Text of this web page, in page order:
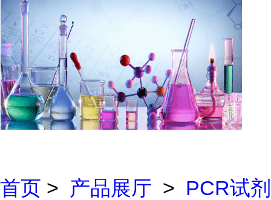
首页 > 产品展厅 > PCR试剂